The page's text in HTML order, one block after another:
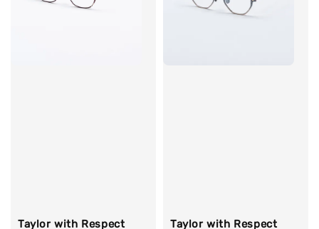
Taylor with Respect
Taylor with Respect